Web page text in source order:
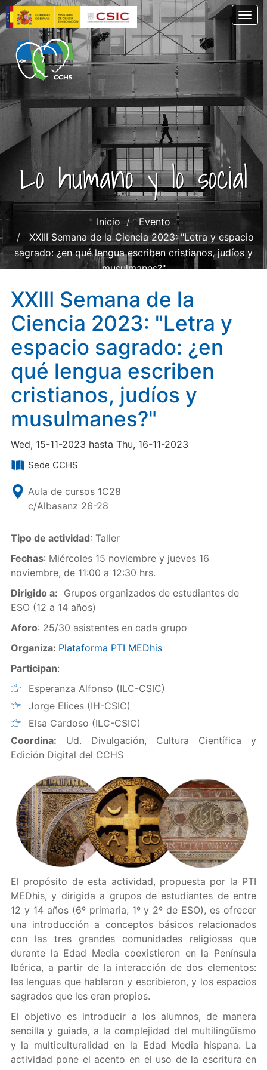
Skip
to
main
content
Lo humano y lo social
Inicio
Evento
XXIII Semana de la Ciencia 2023: "Letra y espacio
sagrado: ¿en qué lengua escriben cristianos, judíos y
musulmanes?"
XXIII Semana de la
Ciencia 2023: "Letra y
espacio sagrado: ¿en
qué lengua escriben
cristianos, judíos y
musulmanes?"
Wed, 15-11-2023 hasta Thu, 16-11-2023
Sede CCHS
Aula de cursos 1C28
c/Albasanz 26-28
Tipo de actividad: Taller
Fechas: Miércoles 15 noviembre y jueves 16
noviembre, de 11:00 a 12:30 hrs.
Dirigido a: Grupos organizados de estudiantes de
ESO (12 a 14 años)
Aforo: 25/30 asistentes en cada grupo
Organiza: Plataforma PTI MEDhis
Participan:
Esperanza Alfonso (ILC-CSIC)
Jorge Elices (IH-CSIC)
Elsa Cardoso (ILC-CSIC)
Coordina: Ud. Divulgación, Cultura Científica y
Edición Digital del CCHS
El propósito de esta actividad, propuesta por la PTI
MEDhis, y dirigida a grupos de estudiantes de entre
12 y 14 años (6º primaria, 1º y 2º de ESO), es ofrecer
una introducción a conceptos básicos relacionados
con las tres grandes comunidades religiosas que
durante la Edad Media coexistieron en la Península
Ibérica, a partir de la interacción de dos elementos:
las lenguas que hablaron y escribieron, y los espacios
sagrados que les eran propios.
El objetivo es introducir a los alumnos, de manera
sencilla y guiada, a la complejidad del multilingüismo
y la multiculturalidad en la Edad Media hispana. La
actividad pone el acento en el uso de la escritura en